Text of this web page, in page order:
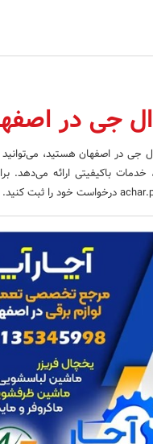
ال جی در
ال جی در اصفهان هستید،
باکیفیتی ارائه می‌دهد.